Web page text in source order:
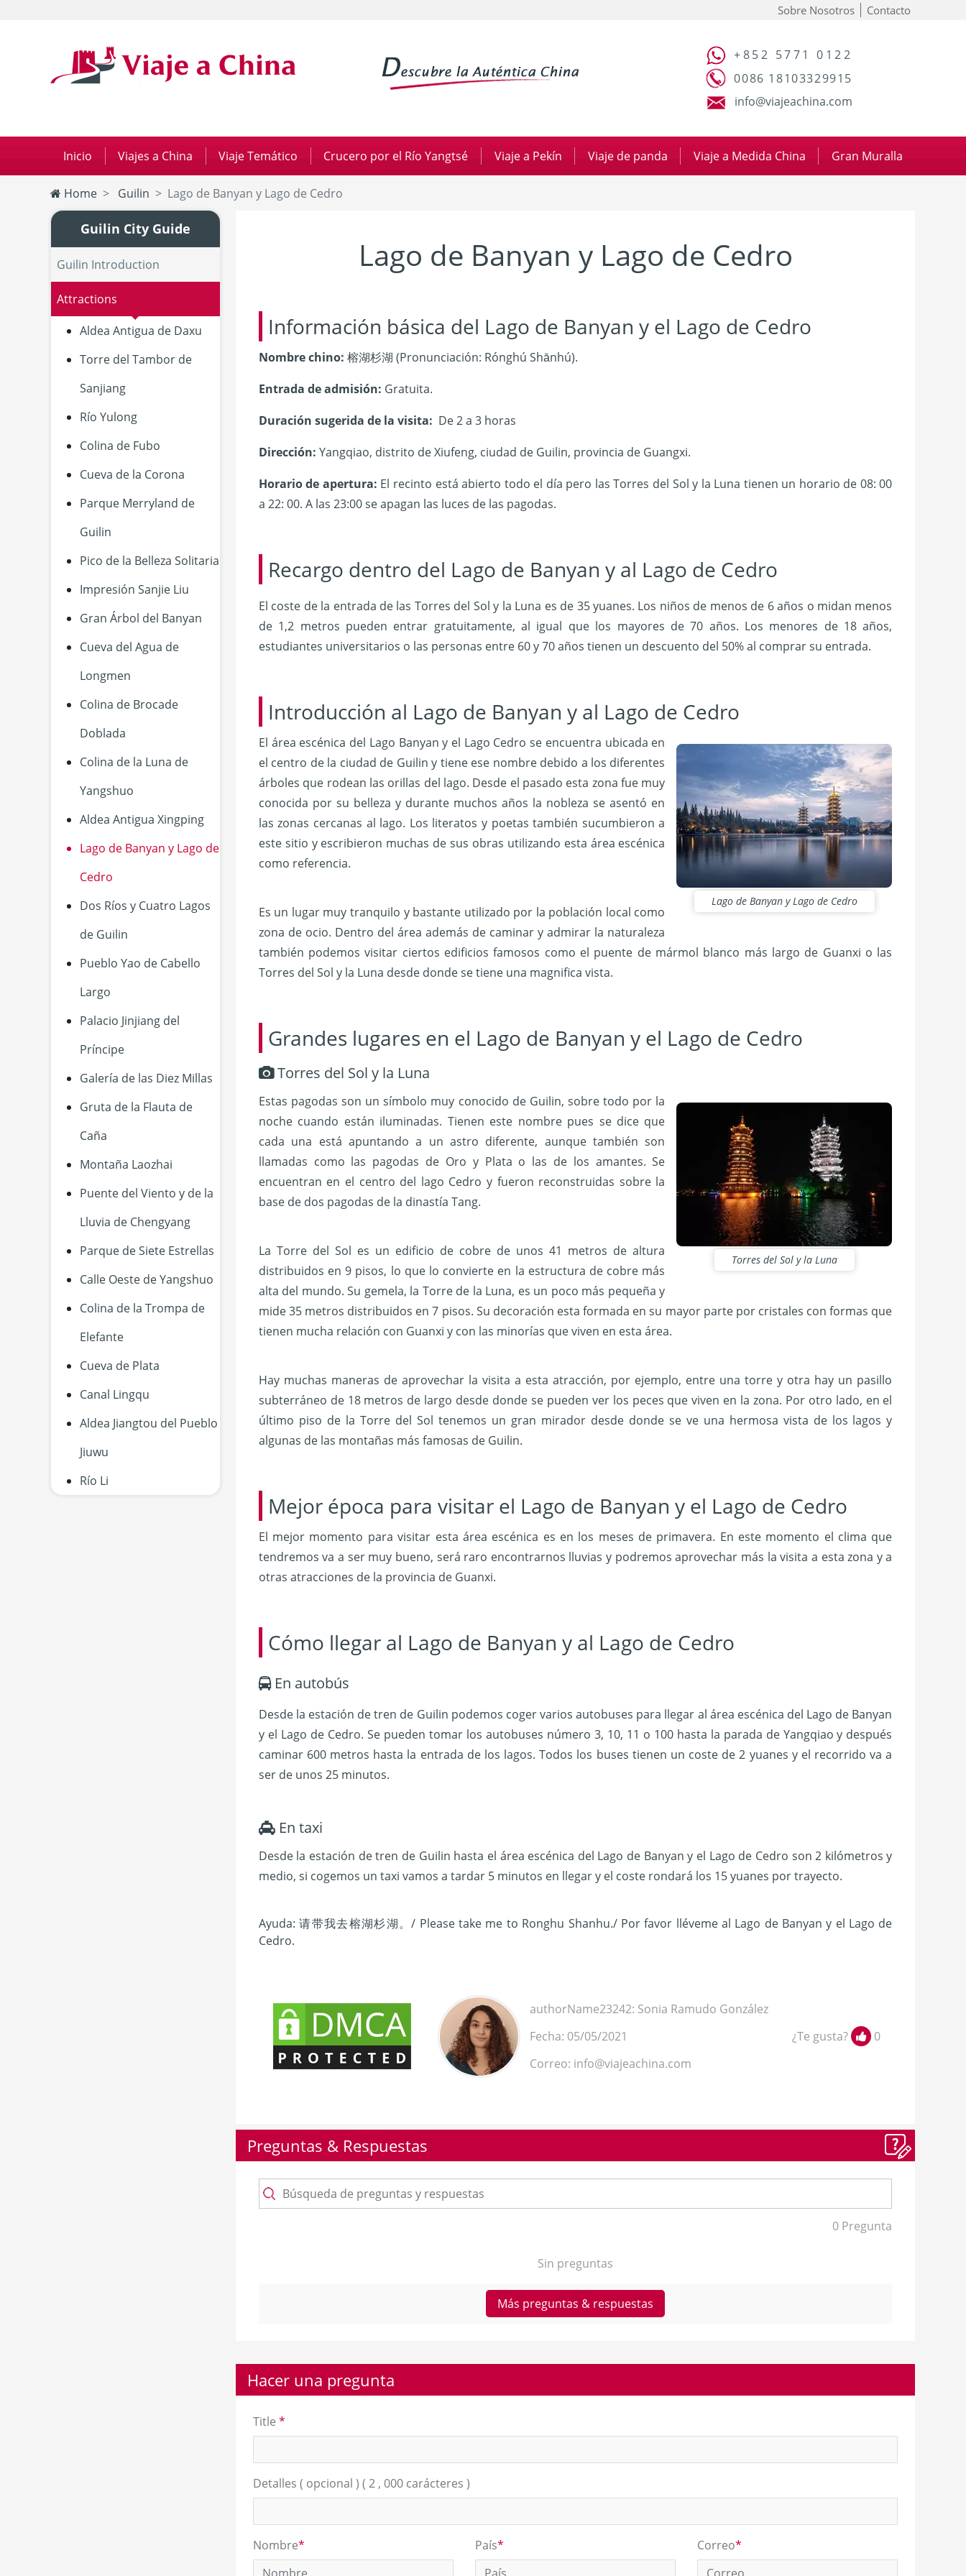
Sobre Nosotros Contacto
+852 5771 0122
0086 18103329915
info@viajeachina.com
Inicio Viajes a China Viaje Temático Crucero por el Río Yangtsé Viaje a Pekín Viaje de panda Viaje a Medida China Gran Muralla
Home Guilin Lago de Banyan y Lago de Cedro
Guilin City Guide
Guilin Introduction
Attractions
Aldea Antigua de Daxu
Torre del Tambor de
Sanjiang
Río Yulong
Colina de Fubo
Cueva de la Corona
Parque Merryland de
Guilin
Pico de la Belleza Solitaria
Impresión Sanjie Liu
Gran Árbol del Banyan
Cueva del Agua de
Longmen
Colina de Brocade
Doblada
Colina de la Luna de
Yangshuo
Aldea Antigua Xingping
Lago de Banyan y Lago de
Cedro
Dos Ríos y Cuatro Lagos
de Guilin
Pueblo Yao de Cabello
Largo
Palacio Jinjiang del
Príncipe
Galería de las Diez Millas
Gruta de la Flauta de
Caña
Montaña Laozhai
Puente del Viento y de la
Lluvia de Chengyang
Parque de Siete Estrellas
Calle Oeste de Yangshuo
Colina de la Trompa de
Elefante
Cueva de Plata
Canal Lingqu
Aldea Jiangtou del Pueblo
Jiuwu
Río Li
Lago de Banyan y Lago de Cedro
Información básica del Lago de Banyan y el Lago de Cedro
Nombre chino: 榕湖杉湖 (Pronunciación: Rónghú Shānhú).
Entrada de admisión: Gratuita.
Duración sugerida de la visita: De 2 a 3 horas
Dirección: Yangqiao, distrito de Xiufeng, ciudad de Guilin, provincia de Guangxi.
Horario de apertura: El recinto está abierto todo el día pero las Torres del Sol y la Luna tienen un horario de 08: 00
a 22: 00. A las 23:00 se apagan las luces de las pagodas.
Recargo dentro del Lago de Banyan y al Lago de Cedro
El coste de la entrada de las Torres del Sol y la Luna es de 35 yuanes. Los niños de menos de 6 años o midan menos
de 1,2 metros pueden entrar gratuitamente, al igual que los mayores de 70 años. Los menores de 18 años,
estudiantes universitarios o las personas entre 60 y 70 años tienen un descuento del 50% al comprar su entrada.
Introducción al Lago de Banyan y al Lago de Cedro
Lago de Banyan y Lago de Cedro
El área escénica del Lago Banyan y el Lago Cedro se encuentra ubicada en
el centro de la ciudad de Guilin y tiene ese nombre debido a los diferentes
árboles que rodean las orillas del lago. Desde el pasado esta zona fue muy
conocida por su belleza y durante muchos años la nobleza se asentó en
las zonas cercanas al lago. Los literatos y poetas también sucumbieron a
este sitio y escribieron muchas de sus obras utilizando esta área escénica
como referencia.
Es un lugar muy tranquilo y bastante utilizado por la población local como
zona de ocio. Dentro del área además de caminar y admirar la naturaleza
también podemos visitar ciertos edificios famosos como el puente de mármol blanco más largo de Guanxi o las
Torres del Sol y la Luna desde donde se tiene una magnifica vista.
Grandes lugares en el Lago de Banyan y el Lago de Cedro
Torres del Sol y la Luna
Torres del Sol y la Luna
Estas pagodas son un símbolo muy conocido de Guilin, sobre todo por la
noche cuando están iluminadas. Tienen este nombre pues se dice que
cada una está apuntando a un astro diferente, aunque también son
llamadas como las pagodas de Oro y Plata o las de los amantes. Se
encuentran en el centro del lago Cedro y fueron reconstruidas sobre la
base de dos pagodas de la dinastía Tang.
La Torre del Sol es un edificio de cobre de unos 41 metros de altura
distribuidos en 9 pisos, lo que lo convierte en la estructura de cobre más
alta del mundo. Su gemela, la Torre de la Luna, es un poco más pequeña y
mide 35 metros distribuidos en 7 pisos. Su decoración esta formada en su mayor parte por cristales con formas que
tienen mucha relación con Guanxi y con las minorías que viven en esta área.
Hay muchas maneras de aprovechar la visita a esta atracción, por ejemplo, entre una torre y otra hay un pasillo
subterráneo de 18 metros de largo desde donde se pueden ver los peces que viven en la zona. Por otro lado, en el
último piso de la Torre del Sol tenemos un gran mirador desde donde se ve una hermosa vista de los lagos y
algunas de las montañas más famosas de Guilin.
Mejor época para visitar el Lago de Banyan y el Lago de Cedro
El mejor momento para visitar esta área escénica es en los meses de primavera. En este momento el clima que
tendremos va a ser muy bueno, será raro encontrarnos lluvias y podremos aprovechar más la visita a esta zona y a
otras atracciones de la provincia de Guanxi.
Cómo llegar al Lago de Banyan y al Lago de Cedro
En autobús
Desde la estación de tren de Guilin podemos coger varios autobuses para llegar al área escénica del Lago de Banyan
y el Lago de Cedro. Se pueden tomar los autobuses número 3, 10, 11 o 100 hasta la parada de Yangqiao y después
caminar 600 metros hasta la entrada de los lagos. Todos los buses tienen un coste de 2 yuanes y el recorrido va a
ser de unos 25 minutos.
En taxi
Desde la estación de tren de Guilin hasta el área escénica del Lago de Banyan y el Lago de Cedro son 2 kilómetros y
medio, si cogemos un taxi vamos a tardar 5 minutos en llegar y el coste rondará los 15 yuanes por trayecto.
Ayuda: 请带我去榕湖杉湖。/ Please take me to Ronghu Shanhu./ Por favor lléveme al Lago de Banyan y el Lago de
Cedro.
authorName23242: Sonia Ramudo González
Fecha: 05/05/2021
Correo: info@viajeachina.com
¿Te gusta? 0
Preguntas & Respuestas
0 Pregunta
Sin preguntas
Más preguntas & respuestas
Hacer una pregunta
Title *
Detalles ( opcional ) ( 2 , 000 carácteres )
Nombre* País* Correo*